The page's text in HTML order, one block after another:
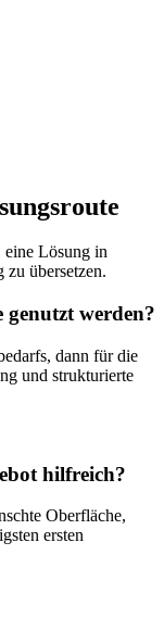
eine Lösung in
übersetzen.
genutzt werden?
dann für die
und strukturierte
hilfreich?
Oberfläche,
ersten